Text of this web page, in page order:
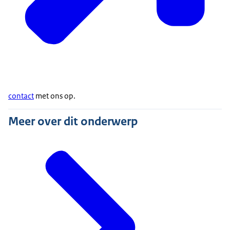
worden aangevraagd bij de 3W visumbalie. Ook deze
plan je in via ons
3W Visa Landeninformatie
per land.
Zorg voor een bemiddelingsbrief van de werkgever
met hierin duidelijk vermeld duidelijk,
contact met ons op.
Meer over dit onderwerp